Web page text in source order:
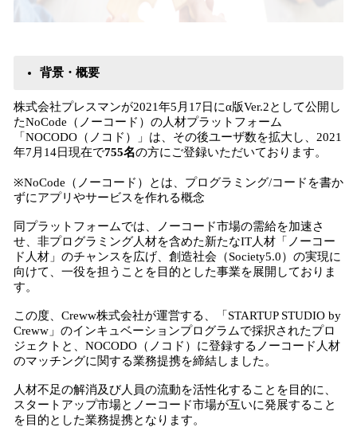
背景・概要
株式会社プレスマンが2021年5月17日にα版Ver.2として公開し
たNoCode（ノーコード）の人材プラットフォーム
「NOCODO（ノコド）」は、その後ユーザ数を拡大し、2021
年7月14日現在で755名の方にご登録いただいております。
※NoCode（ノーコード）とは、プログラミング/コードを書か
ずにアプリやサービスを作れる概念
同プラットフォームでは、ノーコード市場の需給を加速さ
せ、非プログラミング人材を含めた新たなIT人材「ノーコー
ド人材」のチャンスを広げ、創造社会（Society5.0）の実現に
向けて、一役を担うことを目的とした事業を展開しておりま
す。
この度、Creww株式会社が運営する、「STARTUP STUDIO by
Creww」のインキュベーションプログラムで採択されたプロ
ジェクトと、NOCODO（ノコド）に登録するノーコード人材
のマッチングに関する業務提携を締結しました。
人材不足の解消及び人員の流動を活性化することを目的に、
スタートアップ市場とノーコード市場が互いに発展すること
を目的とした業務提携となります。